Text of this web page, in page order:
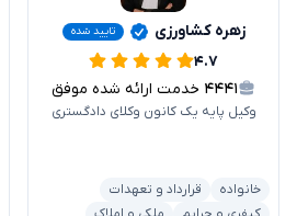
زهره کشاورزی تایید شده
۴.۷
۴۴۴۱ خدمت ارائه شده موفق
وکیل پایه یک کانون وکلای دادگستری
خانواده
قرارداد و تعهدات